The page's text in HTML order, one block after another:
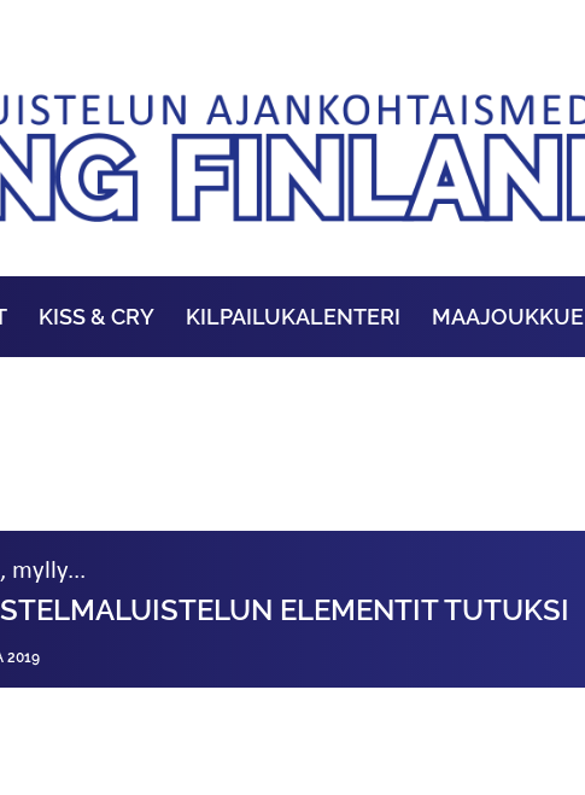
KISS & CRY KILPAILUKALENTERI MAAJOUKKUE
mylly...
ELEMENTIT TUTUKSI
2019